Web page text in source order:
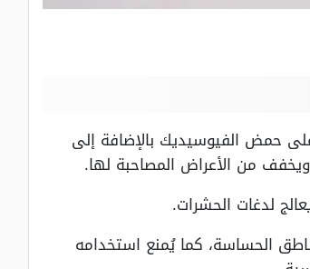
حمض الفيوسيديك بالإضافة إلى
من الأعراض المصاحبة لها.
لدغات الحشرات.
الحساسة، كما يُمنع استخدامه